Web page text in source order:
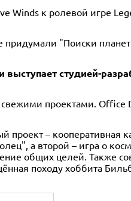
Winds к ролевой игре
придумали "Поиски
студией-
проектами. Office
проект – кооперативная
а второй – игра о
общих целей. Также
походу хоббита